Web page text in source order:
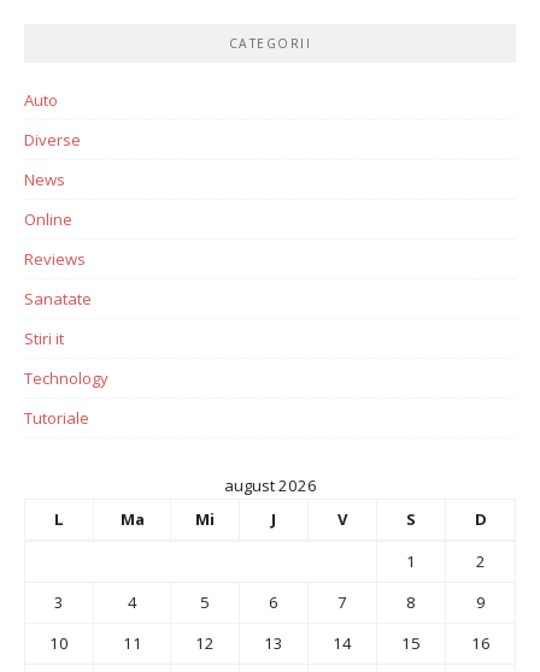
CATEGORII
Auto
Diverse
News
Online
Reviews
Sanatate
Stiri it
Technology
Tutoriale
august 2026
L
Ma Mi J V S
D
1
2
3
4 5 6 7 8
9
10
11 12 13 14 15
16